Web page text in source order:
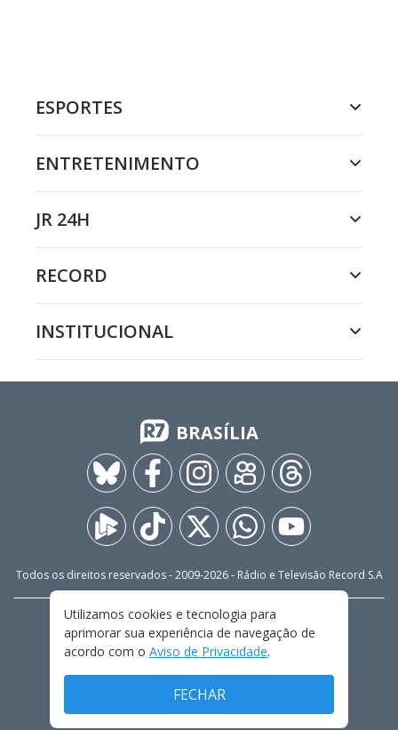
ESPORTES
ENTRETENIMENTO
JR 24H
RECORD
INSTITUCIONAL
BRASÍLIA
Todos os direitos reservados - 2009-2026- Rádio e Televisão Record S.A
FALE CONOSCO
PRIVACIDADE
TERMOS E CONDIÇÕES DE USO
Utilizamos cookies e tecnologia para
aprimorar sua experiência de navegação de
acordo com o Aviso de Privacidade.
FECHAR